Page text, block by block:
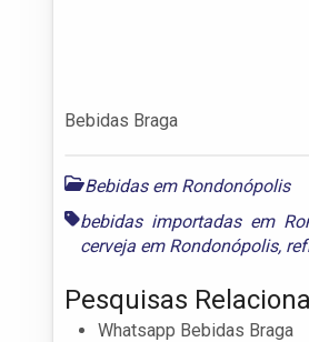
Bebidas Braga
Bebidas em Rondonópolis
bebidas importadas em
cerveja em Rondonópolis,
Pesquisas
Whatsapp Bebidas Braga